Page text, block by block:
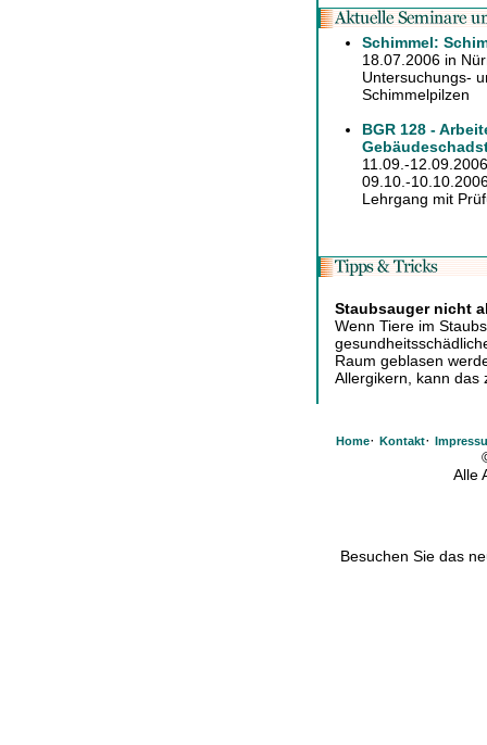
Schimmel:
18.07.2006 in
Untersuchungs-
Schimmelpilzen
BGR 128 -
11.09.-
09.10.-
Lehrgang mit
Staubsauger nicht
Wenn Tiere im
Raum geblasen
Allergikern, kann das
Home· Kontakt·
Alle
Besuchen Sie das